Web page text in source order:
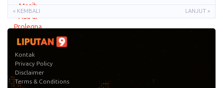
« KEMBALI LANJUT »
Kontak
Privacy Policy
Disclaimer
Terms & Conditions